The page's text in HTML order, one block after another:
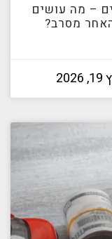
– מה עושים
מסרב?